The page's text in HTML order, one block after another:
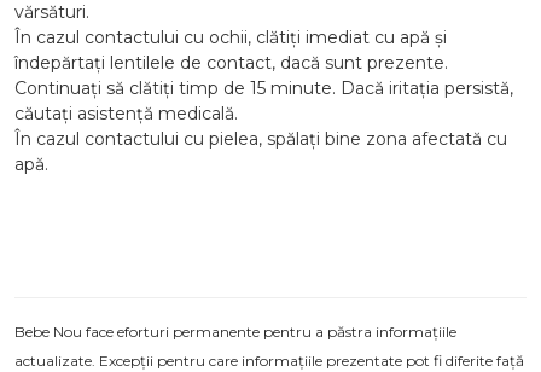
vărsături.
În cazul contactului cu ochii, clătiți imediat cu apă și
îndepărtați lentilele de contact, dacă sunt prezente.
Continuați să clătiți timp de 15 minute. Dacă iritația persistă,
căutați asistență medicală.
În cazul contactului cu pielea, spălați bine zona afectată cu
apă.
Bebe Nou face eforturi permanente pentru a păstra informațiile
actualizate. Excepții pentru care informațiile prezentate pot fi diferite față